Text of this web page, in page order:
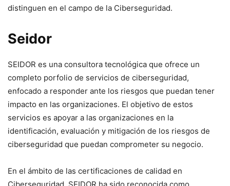
distinguen en el campo de la Ciberseguridad.
Seidor
SEIDOR es una consultora tecnológica que ofrece un
completo porfolio de servicios de ciberseguridad,
enfocado a responder ante los riesgos que puedan tener
impacto en las organizaciones. El objetivo de estos
servicios es apoyar a las organizaciones en la
identificación, evaluación y mitigación de los riesgos de
ciberseguridad que puedan comprometer su negocio.
En el ámbito de las certificaciones de calidad en